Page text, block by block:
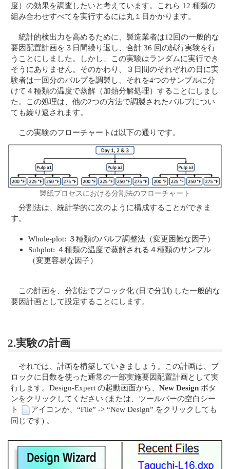
度）の効果を調査したいと考えています。これら 12 種類の
組み合わせすべてを実行するには丸１日かかります。
統計的検出力を高めるために、製造業者は12回の一般的な
要因配置計画を３日間繰り返し、合計 36 回の試行実験を行
うことにしました。しかし、この実験はランダムに実行でき
そうにありません。そのかわり、３日間のそれぞれの日に実
験者は一回分のパルプを調製し、それを4つのサンプルに分
けて４種類の温度で蒸解（加熱分解処理）することにしまし
た。この処理は、他の2つの方法で調製されたパルプについ
ても繰り返されます。
この実験のフローチャートは以下の通りです。
製紙プロセスにおける分割法のフローチャート
分割法は、統計学的に次のように構成することができま
す。
Whole-plot: ３種類のパルプ調整法（変更困難な因子）
Subplot: ４種類の温度で蒸解される４種類のサンプル
（変更容易な因子）
この計画を、分割法でブロック化 (日で分割) した一般的な
要因計画として設定することにします。
2.実験の計画
それでは、計画を構築していきましょう。この計画は、ブ
ロックに日数を使った通常の一部実施要因配置計画として実
行します。Design-Expert の起動画面から、New Design ボタ
ンをクリックしてください (または、ツールバーの空白シー
ト
アイコンか、“File” -> “New Design” をクリックしても
同じです) 。